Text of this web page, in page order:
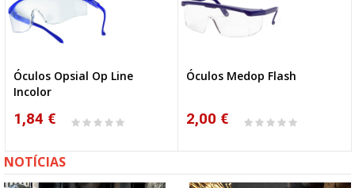
Óculos Opsial Op Line
Incolor
1,84 €
Óculos Medop Flash
2,00 €
NOTÍCIAS